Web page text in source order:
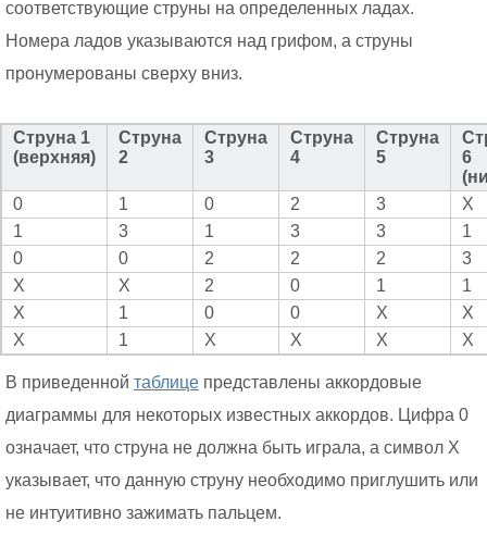
соответствующие струны на определенных ладах.
Номера ладов указываются над грифом, а струны
пронумерованы сверху вниз.
Струна 1
(верхняя)
Струна
2
Струна
3
Струна
4
Струна
5
6
0
1 0 2 3
X
1
3 1 3 3
1
0
0 2 2 2
3
X
X 2 0 1
1
X
1 0 0 X
X
X
1 X X X X
В приведенной таблице представлены аккордовые
диаграммы для некоторых известных аккордов. Цифра 0
означает, что струна не должна быть играла, а символ X
указывает, что данную струну необходимо приглушить или
не интуитивно зажимать пальцем.